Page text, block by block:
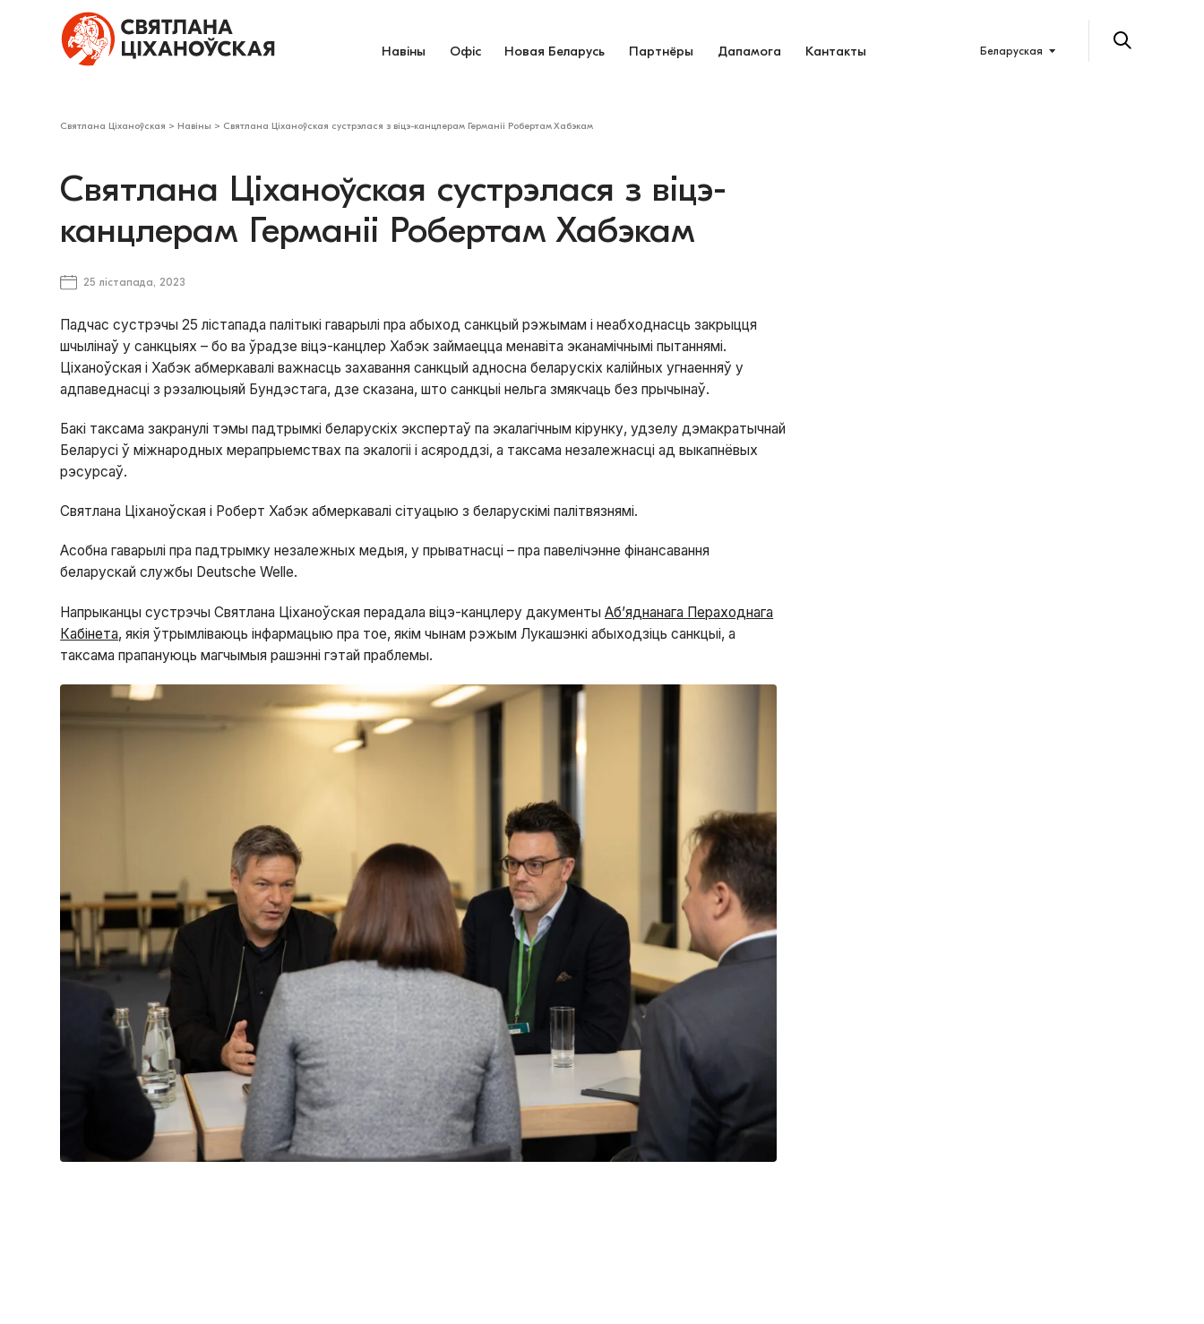
Навіны Офіс Новая Беларусь Партнёры Дапамога Кантакты Беларуская
Святлана Ціханоўская > Навіны > Святлана Ціханоўская сустрэлася з віцэ-канцлерам Германіі Робертам Хабэкам
Святлана Ціханоўская сустрэлася з віцэ-
канцлерам Германіі Робертам Хабэкам
25 лістапада, 2023
Падчас сустрэчы 25 лістапада палітыкі гаварылі пра абыход санкцый рэжымам і неабходнасць закрыцця
шчылінаў у санкцыях – бо ва ўрадзе віцэ-канцлер Хабэк займаецца менавіта эканамічнымі пытаннямі.
Ціханоўская і Хабэк абмеркавалі важнасць захавання санкцый адносна беларускіх калійных угнаенняў у
адпаведнасці з рэзалюцыяй Бундэстага, дзе сказана, што санкцыі нельга змякчаць без прычынаў.
Бакі таксама закранулі тэмы падтрымкі беларускіх экспертаў па экалагічным кірунку, удзелу дэмакратычнай
Беларусі ў міжнародных мерапрыемствах па экалогіі і асяроддзі, а таксама незалежнасці ад выкапнёвых
рэсурсаў.
Святлана Ціханоўская і Роберт Хабэк абмеркавалі сітуацыю з беларускімі палітвязнямі.
Асобна гаварылі пра падтрымку незалежных медыя, у прыватнасці – пра павелічэнне фінансавання
беларускай службы Deutsche Welle.
Напрыканцы сустрэчы Святлана Ціханоўская перадала віцэ-канцлеру дакументыАб’яднанага Пераходнага
Кабінета, якія ўтрымліваюць інфармацыю пра тое, якім чынам рэжым Лукашэнкі абыходзіць санкцыі, а
таксама прапануюць магчымыя рашэнні гэтай праблемы.